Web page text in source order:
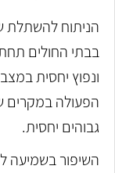
הניתוח להשתלת
בבתי החולים
ונפוץ יחסית
הפעולה במקרים
גבוהים יחסית.
השיפור בשמיעה